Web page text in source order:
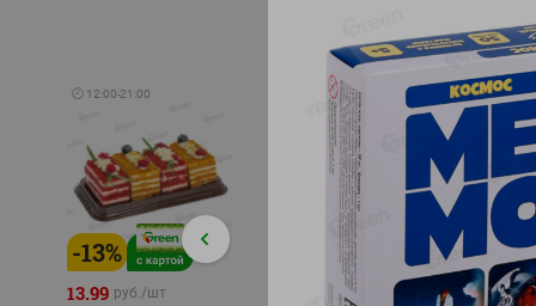
🕘 12:00-21:00
-13%
13.99 руб./шт руб./шт
- 24%
4.99